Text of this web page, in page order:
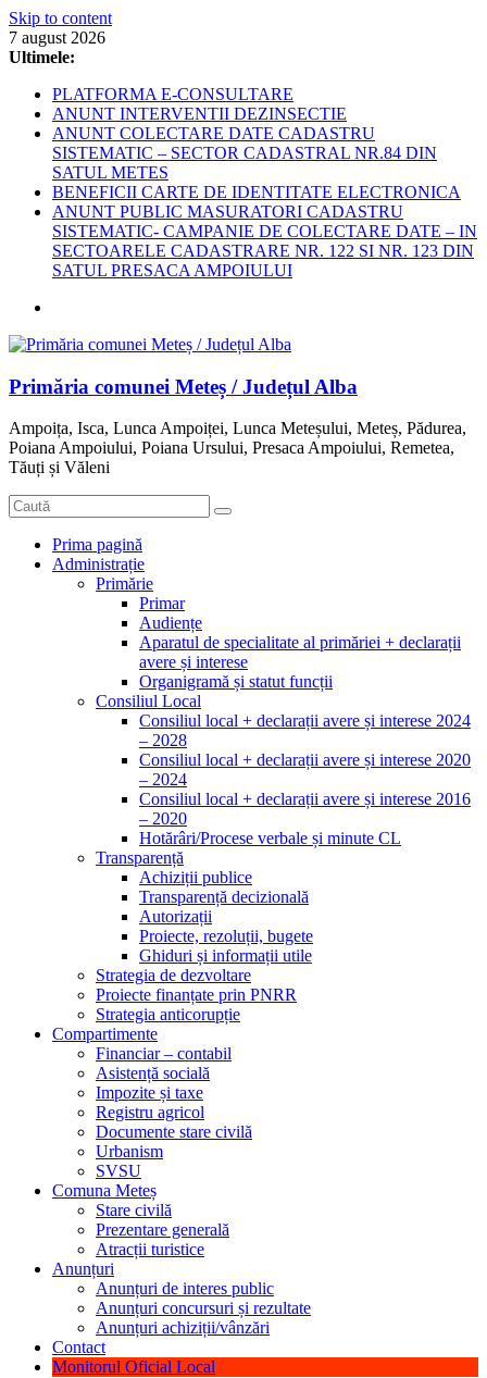
Skip to content
7 august 2026
Ultimele:
PLATFORMA E-CONSULTARE
ANUNT INTERVENTII DEZINSECTIE
ANUNT COLECTARE DATE CADASTRU
SISTEMATIC – SECTOR CADASTRAL NR.84 DIN
SATUL METES
BENEFICII CARTE DE IDENTITATE ELECTRONICA
ANUNT PUBLIC MASURATORI CADASTRU
SISTEMATIC- CAMPANIE DE COLECTARE DATE – IN
SECTOARELE CADASTRARE NR. 122 SI NR. 123 DIN
SATUL PRESACA AMPOIULUI
Primăria comunei Meteș / Județul Alba
Ampoița, Isca, Lunca Ampoiței, Lunca Meteșului, Meteș, Pădurea,
Poiana Ampoiului, Poiana Ursului, Presaca Ampoiului, Remetea,
Tăuți și Văleni
Prima pagină
Administrație
Primărie
Primar
Audiențe
Aparatul de specialitate al primăriei + declarații
avere și interese
Organigramă și statut funcții
Consiliul Local
Consiliul local + declarații avere și interese 2024
– 2028
Consiliul local + declarații avere și interese 2020
– 2024
Consiliul local + declarații avere și interese 2016
– 2020
Hotărâri/Procese verbale și minute CL
Transparență
Achiziții publice
Transparență decizională
Autorizații
Proiecte, rezoluții, bugete
Ghiduri și informații utile
Strategia de dezvoltare
Proiecte finanțate prin PNRR
Strategia anticorupție
Compartimente
Financiar – contabil
Asistență socială
Impozite și taxe
Registru agricol
Documente stare civilă
Urbanism
SVSU
Comuna Meteș
Stare civilă
Prezentare generală
Atracții turistice
Anunțuri
Anunțuri de interes public
Anunțuri concursuri și rezultate
Anunțuri achiziții/vânzări
Contact
Monitorul Oficial Local